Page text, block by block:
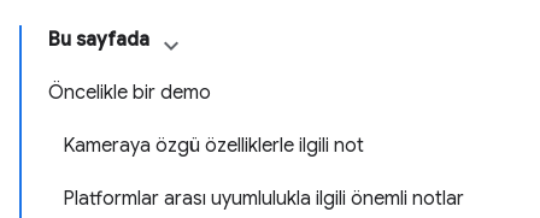
Bu sayfada
Öncelikle bir demo
Kameraya özgü özelliklerle ilgili not
Platformlar arası uyumlulukla ilgili önemli notlar